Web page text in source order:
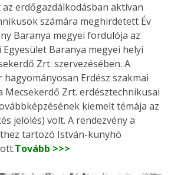
erdőgazdálkodásban aktívan
számára meghirdetett Év
Baranya megyei fordulója az
Baranya megyei helyi
Zrt. szervezésében. A
Erdész szakmai
Mecsekerdő Zrt. erdésztechnikusai
kiemelt témája az
jelölés) volt. A rendezvény a
tartozó István-kunyhó
Tovább >>>